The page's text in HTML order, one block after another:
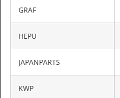
GRAF
HEPU
JAPANPARTS
KWP